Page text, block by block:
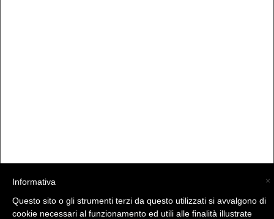
(C) La Valtellina - info@la-valtellina.com -
×
Informativa
Questo sito o gli strumenti terzi da questo utilizzati si avvalgono di
cookie necessari al funzionamento ed utili alle finalità illustrate